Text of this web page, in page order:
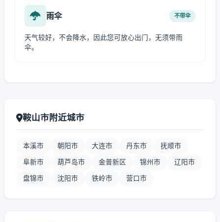
雨伞 不带伞
天气较好，不会降水，因此您可放心出门，无须带雨
伞。
鞍山市附近城市
本溪市 朝阳市 大连市 丹东市 抚顺市
阜新市 葫芦岛市 金普新区 锦州市 辽阳市
盘锦市 沈阳市 铁岭市 营口市